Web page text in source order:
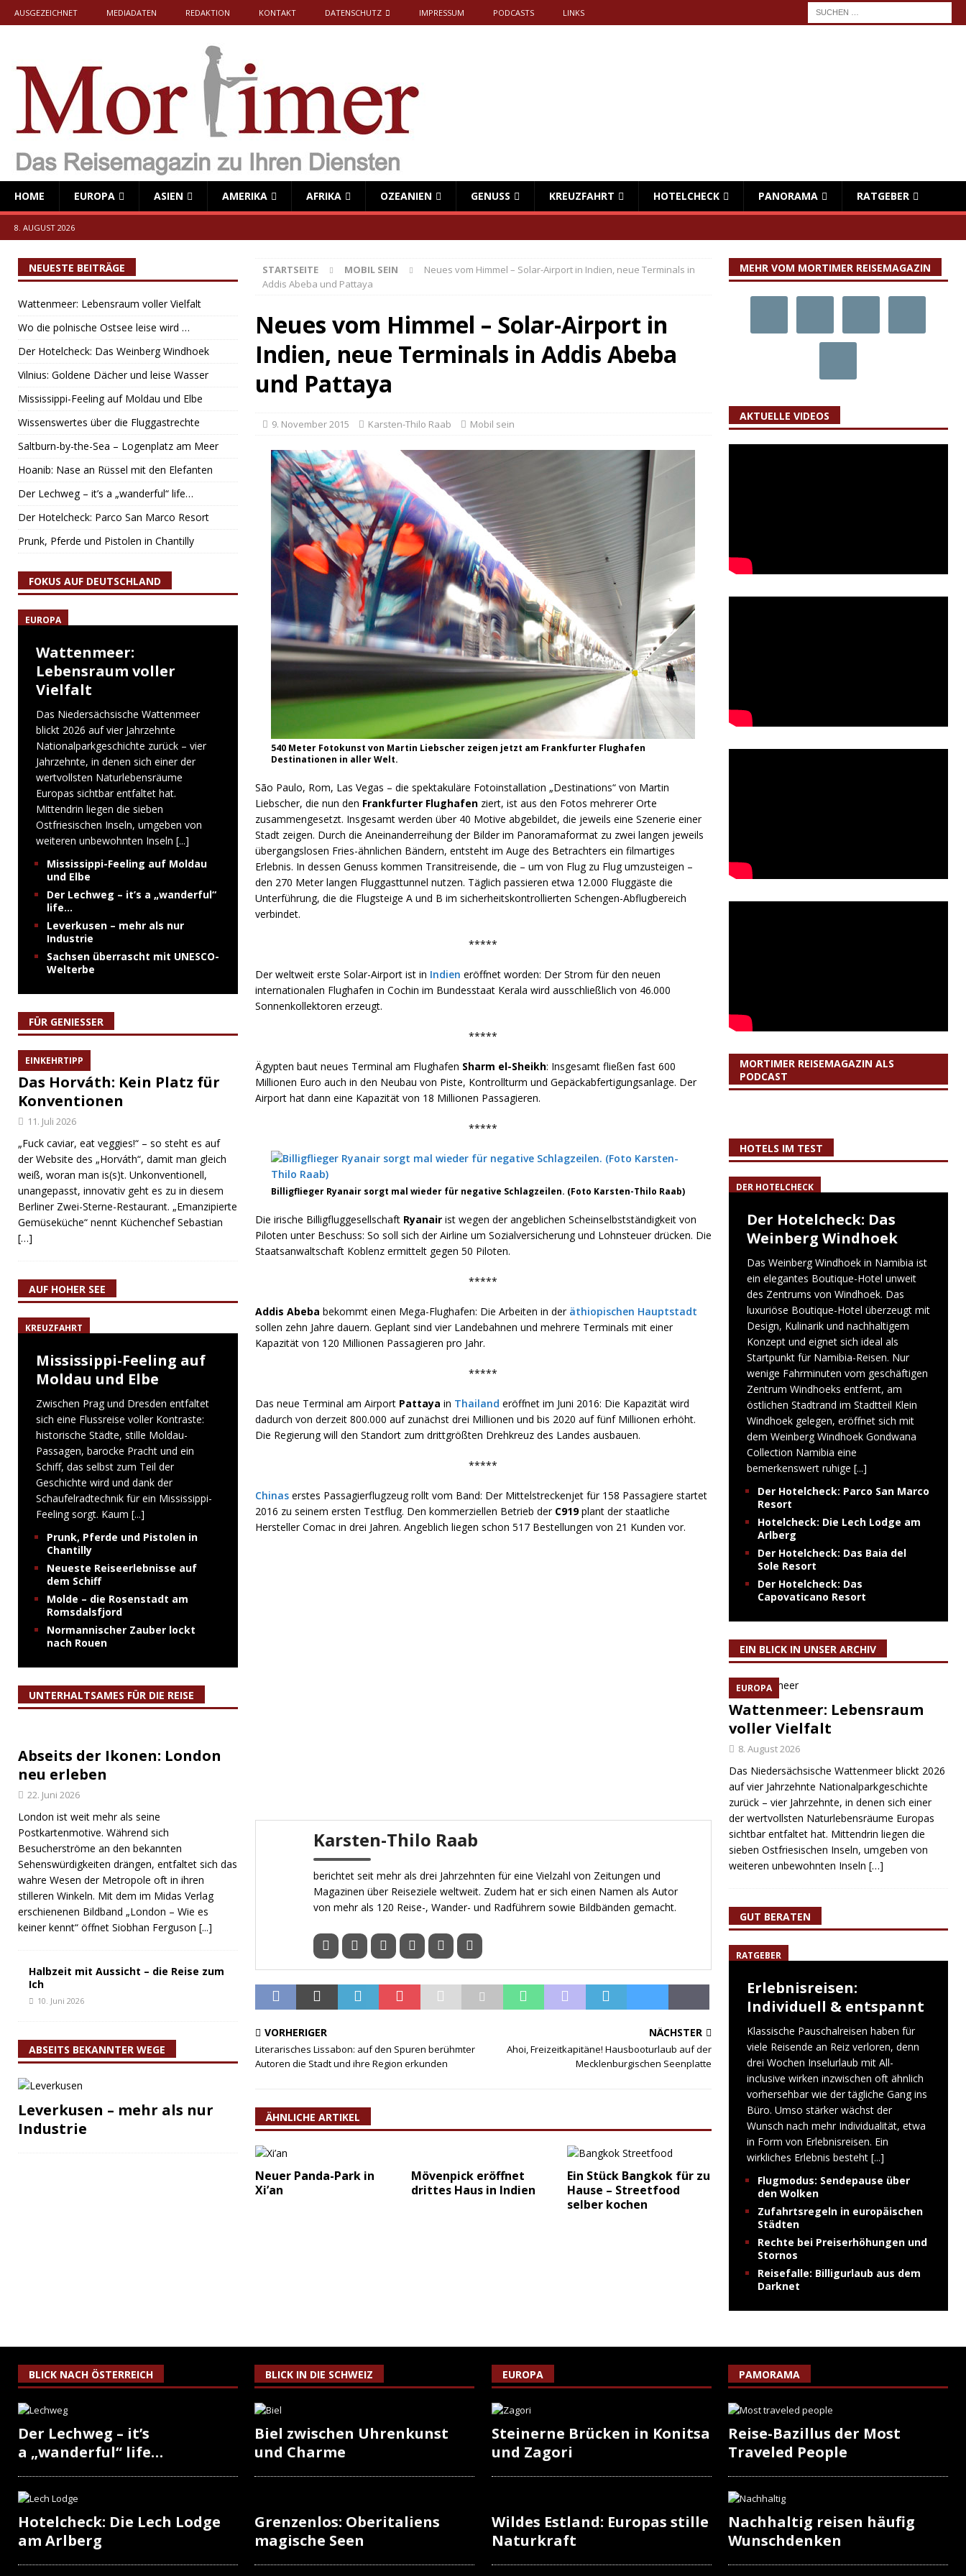
AUSGEZEICHNET MEDIADATEN REDAKTION KONTAKT DATENSCHUTZ IMPRESSUM PODCASTS LINKS
HOME EUROPA ASIEN AMERIKA AFRIKA OZEANIEN GENUSS KREUZFAHRT HOTELCHECK PANORAMA RATGEBER
8. AUGUST 2026
STARTSEITE MOBIL SEIN
Neues vom Himmel – Solar-Airport in Indien, neue Terminals in
Addis Abeba und Pattaya
Neues vom Himmel – Solar-Airport in
Indien, neue Terminals in Addis Abeba
und Pattaya
9. November 2015 Karsten-Thilo Raab Mobil sein
540 Meter Fotokunst von Martin Liebscher zeigen jetzt am Frankfurter Flughafen
Destinationen in aller Welt.
São Paulo, Rom, Las Vegas – die spektakuläre Fotoinstallation „Destinations“ von Martin
Liebscher, die nun den Frankfurter Flughafenziert, ist aus den Fotos mehrerer Orte
zusammengesetzt. Insgesamt werden über 40 Motive abgebildet, die jeweils eine Szenerie einer
Stadt zeigen. Durch die Aneinanderreihung der Bilder im Panoramaformat zu zwei langen jeweils
übergangslosen Fries-ähnlichen Bändern, entsteht im Auge des Betrachters ein filmartiges
Erlebnis. In dessen Genuss kommen Transitreisende, die – um von Flug zu Flug umzusteigen –
den 270 Meter langen Fluggasttunnel nutzen. Täglich passieren etwa 12.000 Fluggäste die
Unterführung, die die Flugsteige A und B im sicherheitskontrollierten Schengen-Abflugbereich
verbindet.
*****
Der weltweit erste Solar-Airport ist in Indien eröffnet worden: Der Strom für den neuen
internationalen Flughafen in Cochin im Bundesstaat Kerala wird ausschließlich von 46.000
Sonnenkollektoren erzeugt.
*****
Ägypten baut neues Terminal am Flughafen Sharm el-Sheikh: Insgesamt fließen fast 600
Millionen Euro auch in den Neubau von Piste, Kontrollturm und Gepäckabfertigungsanlage. Der
Airport hat dann eine Kapazität von 18 Millionen Passagieren.
*****
Billigflieger Ryanair sorgt mal wieder für negative Schlagzeilen. (Foto Karsten-Thilo Raab)
Die irische Billigfluggesellschaft Ryanairist wegen der angeblichen Scheinselbstständigkeit von
Piloten unter Beschuss: So soll sich der Airline um Sozialversicherung und Lohnsteuer drücken. Die
Staatsanwaltschaft Koblenz ermittelt gegen 50 Piloten.
*****
Addis Abeba bekommt einen Mega-Flughafen: Die Arbeiten in der äthiopischen Hauptstadt
sollen zehn Jahre dauern. Geplant sind vier Landebahnen und mehrere Terminals mit einer
Kapazität von 120 Millionen Passagieren pro Jahr.
*****
Das neue Terminal am Airport Pattaya in Thailand eröffnet im Juni 2016: Die Kapazität wird
dadurch von derzeit 800.000 auf zunächst drei Millionen und bis 2020 auf fünf Millionen erhöht.
Die Regierung will den Standort zum drittgrößten Drehkreuz des Landes ausbauen.
*****
Chinaserstes Passagierflugzeug rollt vom Band: Der Mittelstreckenjet für 158 Passagiere startet
2016 zu seinem ersten Testflug. Den kommerziellen Betrieb der C919plant der staatliche
Hersteller Comac in drei Jahren. Angeblich liegen schon 517 Bestellungen von 21 Kunden vor.
Karsten-Thilo Raab
berichtet seit mehr als drei Jahrzehnten für eine Vielzahl von Zeitungen und
Magazinen über Reiseziele weltweit. Zudem hat er sich einen Namen als Autor
von mehr als 120 Reise-, Wander- und Radführern sowie Bildbänden gemacht.
VORHERIGER
Literarisches Lissabon: auf den Spuren berühmter
Autoren die Stadt und ihre Region erkunden
NÄCHSTER
Ahoi, Freizeitkapitäne! Hausbooturlaub auf der
Mecklenburgischen Seenplatte
ÄHNLICHE ARTIKEL
Neuer Panda-Park in
Xi’an
Mövenpick eröffnet
drittes Haus in Indien
Ein Stück Bangkok für zu
Hause – Streetfood
selber kochen
NEUESTE BEITRÄGE
Wattenmeer: Lebensraum voller Vielfalt
Wo die polnische Ostsee leise wird …
Der Hotelcheck: Das Weinberg Windhoek
Vilnius: Goldene Dächer und leise Wasser
Mississippi-Feeling auf Moldau und Elbe
Wissenswertes über die Fluggastrechte
Saltburn-by-the-Sea – Logenplatz am Meer
Hoanib: Nase an Rüssel mit den Elefanten
Der Lechweg – it’s a „wanderful“ life…
Der Hotelcheck: Parco San Marco Resort
Prunk, Pferde und Pistolen in Chantilly
FOKUS AUF DEUTSCHLAND
EUROPA
Wattenmeer:
Lebensraum voller
Vielfalt
Das Niedersächsische Wattenmeer
blickt 2026 auf vier Jahrzehnte
Nationalparkgeschichte zurück – vier
Jahrzehnte, in denen sich einer der
wertvollsten Naturlebensräume
Europas sichtbar entfaltet hat.
Mittendrin liegen die sieben
Ostfriesischen Inseln, umgeben von
weiteren unbewohnten Inseln [...]
Mississippi-Feeling auf Moldau
und Elbe
Der Lechweg – it’s a „wanderful“
life…
Leverkusen – mehr als nur
Industrie
Sachsen überrascht mit UNESCO-
Welterbe
FÜR GENIESSER
EINKEHRTIPP
Das Horváth: Kein Platz für
Konventionen
11. Juli 2026
„Fuck caviar, eat veggies!“ – so steht es auf
der Website des „Horváth“, damit man gleich
weiß, woran man is(s)t. Unkonventionell,
unangepasst, innovativ geht es zu in diesem
Berliner Zwei-Sterne-Restaurant. „Emanzipierte
Gemüseküche“ nennt Küchenchef Sebastian
[…]
AUF HOHER SEE
KREUZFAHRT
Mississippi-Feeling auf
Moldau und Elbe
Zwischen Prag und Dresden entfaltet
sich eine Flussreise voller Kontraste:
historische Städte, stille Moldau-
Passagen, barocke Pracht und ein
Schiff, das selbst zum Teil der
Geschichte wird und dank der
Schaufelradtechnik für ein Mississippi-
Feeling sorgt. Kaum [...]
Prunk, Pferde und Pistolen in
Chantilly
Neueste Reiseerlebnisse auf
dem Schiff
Molde – die Rosenstadt am
Romsdalsfjord
Normannischer Zauber lockt
nach Rouen
UNTERHALTSAMES FÜR DIE REISE
Abseits der Ikonen: London
neu erleben
22. Juni 2026
London ist weit mehr als seine
Postkartenmotive. Während sich
Besucherströme an den bekannten
Sehenswürdigkeiten drängen, entfaltet sich das
wahre Wesen der Metropole oft in ihren
stilleren Winkeln. Mit dem im Midas Verlag
erschienenen Bildband „London – Wie es
keiner kennt“ öffnet Siobhan Ferguson [...]
Halbzeit mit Aussicht – die Reise zum
Ich
10. Juni 2026
ABSEITS BEKANNTER WEGE
Leverkusen – mehr als nur
Industrie
MEHR VOM MORTIMER REISEMAGAZIN
AKTUELLE VIDEOS
MORTIMER REISEMAGAZIN ALS
PODCAST
HOTELS IM TEST
DER HOTELCHECK
Der Hotelcheck: Das
Weinberg Windhoek
Das Weinberg Windhoek in Namibia ist
ein elegantes Boutique-Hotel unweit
des Zentrums von Windhoek. Das
luxuriöse Boutique-Hotel überzeugt mit
Design, Kulinarik und nachhaltigem
Konzept und eignet sich ideal als
Startpunkt für Namibia-Reisen. Nur
wenige Fahrminuten vom geschäftigen
Zentrum Windhoeks entfernt, am
östlichen Stadtrand im Stadtteil Klein
Windhoek gelegen, eröffnet sich mit
dem Weinberg Windhoek Gondwana
Collection Namibia eine
bemerkenswert ruhige [...]
Der Hotelcheck: Parco San Marco
Resort
Hotelcheck: Die Lech Lodge am
Arlberg
Der Hotelcheck: Das Baia del
Sole Resort
Der Hotelcheck: Das
Capovaticano Resort
EIN BLICK IN UNSER ARCHIV
EUROPA
Wattenmeer: Lebensraum
voller Vielfalt
8. August 2026
Das Niedersächsische Wattenmeer blickt 2026
auf vier Jahrzehnte Nationalparkgeschichte
zurück – vier Jahrzehnte, in denen sich einer
der wertvollsten Naturlebensräume Europas
sichtbar entfaltet hat. Mittendrin liegen die
sieben Ostfriesischen Inseln, umgeben von
weiteren unbewohnten Inseln […]
GUT BERATEN
RATGEBER
Erlebnisreisen:
Individuell & entspannt
Klassische Pauschalreisen haben für
viele Reisende an Reiz verloren, denn
drei Wochen Inselurlaub mit All-
inclusive wirken inzwischen oft ähnlich
vorhersehbar wie der tägliche Gang ins
Büro. Umso stärker wächst der
Wunsch nach mehr Individualität, etwa
in Form von Erlebnisreisen. Ein
wirkliches Erlebnis besteht [...]
Flugmodus: Sendepause über
den Wolken
Zufahrtsregeln in europäischen
Städten
Rechte bei Preiserhöhungen und
Stornos
Reisefalle: Billigurlaub aus dem
Darknet
BLICK NACH ÖSTERREICH
Der Lechweg – it’s
a „wanderful“ life…
Hotelcheck: Die Lech Lodge
am Arlberg
BLICK IN DIE SCHWEIZ
Biel zwischen Uhrenkunst
und Charme
Grenzenlos: Oberitaliens
magische Seen
EUROPA
Steinerne Brücken in Konitsa
und Zagori
Wildes Estland: Europas stille
Naturkraft
PAMORAMA
Reise-Bazillus der Most
Traveled People
Nachhaltig reisen häufig
Wunschdenken